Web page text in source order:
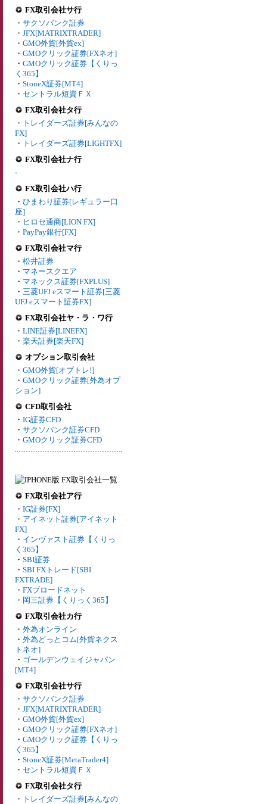
FX取引会社サ行
・ サクソバンク証券
・ JFX[MATRIXTRADER]
・ GMO外貨[外貨ex]
・ GMOクリック証券[FXネオ]
・ GMOクリック証券【くりっ
く365】
・ StoneX証券[MT4]
・ セントラル短資ＦＸ
FX取引会社タ行
・ トレイダーズ証券[みんなの
FX]
・ トレイダーズ証券[LIGHTFX]
FX取引会社ナ行
-
FX取引会社ハ行
・ ひまわり証券[レギュラー口
座]
・ ヒロセ通商[LION FX]
・ PayPay銀行[FX]
FX取引会社マ行
・ 松井証券
・ マネースクエア
・ マネックス証券[FXPLUS]
・ 三菱UFJ eスマート証券[三菱
UFJ eスマート証券FX]
FX取引会社ヤ・ラ・ワ行
・ LINE証券[LINEFX]
・ 楽天証券[楽天FX]
オプション取引会社
・ GMO外貨[オプトレ!]
・ GMOクリック証券[外為オプ
ション]
CFD取引会社
・ IG証券CFD
・ サクソバンク証券CFD
・ GMOクリック証券CFD
FX取引会社ア行
・ IG証券[FX]
・ アイネット証券[アイネット
FX]
・ インヴァスト証券【くりっ
く365】
・ SBI証券
・ SBI FXトレード[SBI
FXTRADE]
・ FXブロードネット
・ 岡三証券【くりっく365】
FX取引会社カ行
・ 外為オンライン
・ 外為どっとコム[外貨ネクス
トネオ]
・ ゴールデンウェイジャパン
[MT4]
FX取引会社サ行
・ サクソバンク証券
・ JFX[MATRIXTRADER]
・ GMO外貨[外貨ex]
・ GMOクリック証券[FXネオ]
・ GMOクリック証券【くりっ
く365】
・ StoneX証券[MetaTrader4]
・ セントラル短資ＦＸ
FX取引会社タ行
・ トレイダーズ証券[みんなの